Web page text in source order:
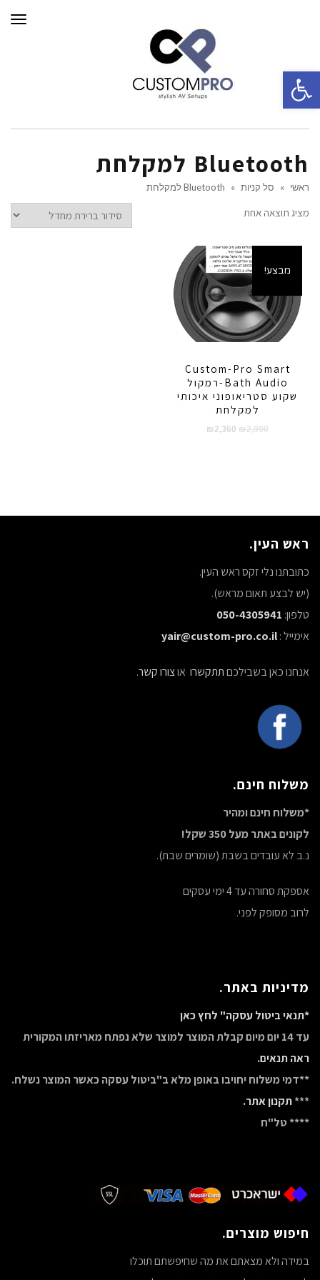
Bluetooth למקלחת
ראשי » סל קניות » Bluetooth למקלחת
מציג תוצאה אחת
מבצע!
Custom-Pro Smart
Bath Audio-רמקול
שקוע סטריאופוני איכותי
למקלחת
₪2,990
המחיר₪ 2,360
המחיר
ראש העין.
כתובתנו נלי זקס ראש העין.
(יש לבצע תאום מראש).
טלפון: 050-4305941
אימייל :yair@custom-pro.co.il
אנחנו כאן בשבילכםתתקשרו אוצורו קשר.
משלוח חינם.
*משלוח חינם ומהיר
לקונים באתר מעל 350 שקל!
נ.ב לא עובדים בשבת (שומרים שבת).
אספקת סחורה עד 4 ימי עסקים
לרוב מסופק לפני.
מדיניות באתר.
*תנאי ביטול עסקה" לחץ כאן
עד 14 יום מיום קבלת המוצר למוצר שלא נפתח מאריזתו המקורית
ראה תנאים.
**דמי משלוח יחויבו באופן מלא ב"ביטול עסקה כאשר המוצר נשלח.
***תקנון אתר.
**** טל"ח
חיפוש מוצרים.
במידה ולא מצאתם את מה שחיפשתם תוכלו
פתח סרגל נגישות